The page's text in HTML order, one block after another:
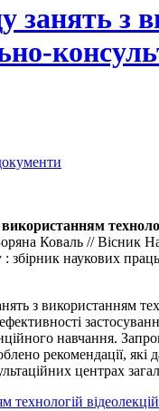
занять з
Коваль // Вісник
: збірник наукових
з використанням
навчання.
рекомендації,
центрах